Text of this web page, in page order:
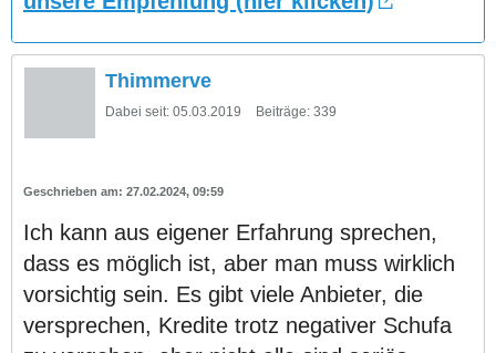
Thimmerve
Dabei seit: 05.03.2019 Beiträge: 339
27.02.2024, 09:59
Ich kann aus eigener Erfahrung sprechen,
dass es möglich ist, aber man muss wirklich
vorsichtig sein. Es gibt viele Anbieter, die
versprechen, Kredite trotz negativer Schufa